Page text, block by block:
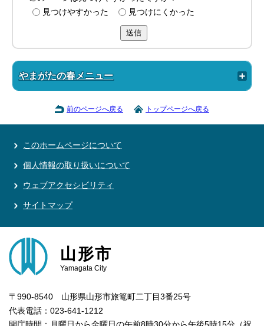
見つけやすかった
見つけにくかった
送信
やまがたの春メニュー
前のページへ戻る トップページへ戻る
このホームページについて
個人情報の取り扱いについて
ウェブアクセシビリティ
サイトマップ
山形市
Yamagata City
〒990-8540 山形県山形市旅篭町二丁目3番25号
代表電話：023-641-1212